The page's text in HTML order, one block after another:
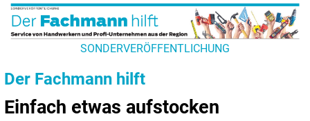
SONDERVERÖFFENTLICHUNG
Der Fachmann hilft
Einfach etwas aufstocken